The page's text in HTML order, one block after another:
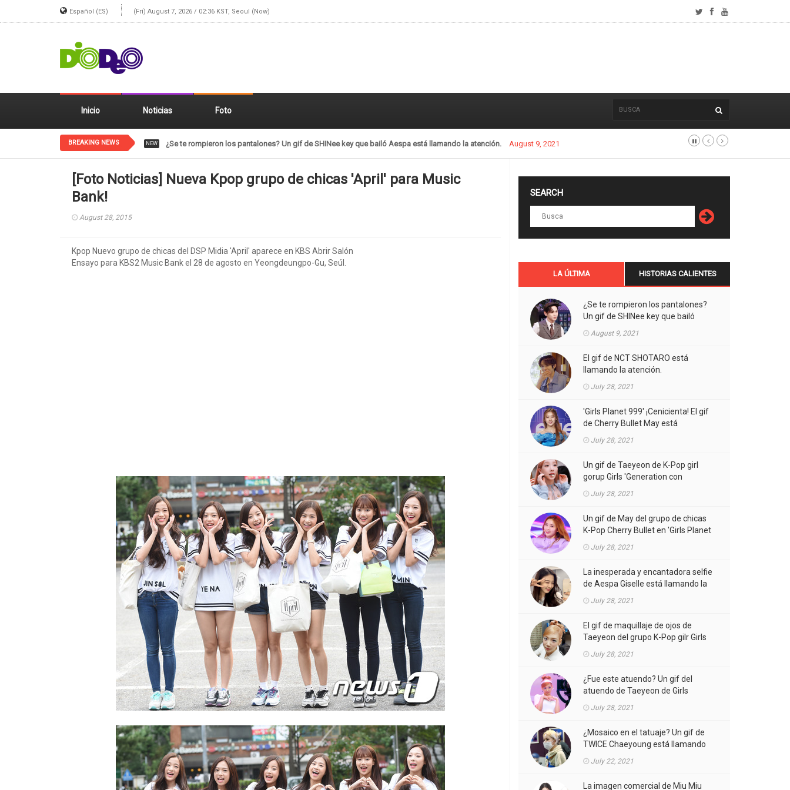
Español (ES) (Fri) August 7, 2026 / 02:36 KST, Seoul (Now)
Inicio Noticias Foto
BREAKING NEWS NEW El gif de NCT SHOTARO está llamando la atención. July 28, 2021
[Foto Noticias] Nueva Kpop grupo de chicas 'April' para Music
Bank!
August 28, 2015
Kpop Nuevo grupo de chicas del DSP Midia 'April' aparece en KBS Abrir Salón
Ensayo para KBS2 Music Bank el 28 de agosto en Yeongdeungpo-Gu, Seúl.
SEARCH
LA ÚLTIMA HISTORIAS CALIENTES
¿Se te rompieron los pantalones?
Un gif de SHINee key que bailó
August 9, 2021
El gif de NCT SHOTARO está
llamando la atención.
July 28, 2021
'Girls Planet 999' ¡Cenicienta! El gif
de Cherry Bullet May está
July 28, 2021
Un gif de Taeyeon de K-Pop girl
gorup Girls 'Generation con
la atención.
July 28, 2021
Un gif de May del grupo de chicas
K-Pop Cherry Bullet en 'Girls Planet
July 28, 2021
La inesperada y encantadora selfie
de Aespa Giselle está llamando la
July 28, 2021
El gif de maquillaje de ojos de
Taeyeon del grupo K-Pop gilr Girls
la atención.
July 28, 2021
¿Fue este atuendo? Un gif del
atuendo de Taeyeon de Girls
gorup en el MV está llamando la
July 28, 2021
¿Mosaico en el tatuaje? Un gif de
TWICE Chaeyoung está llamando
July 22, 2021
La imagen comercial de Miu Miu